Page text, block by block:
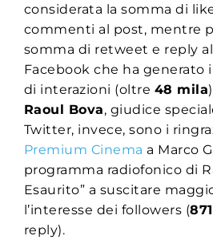
considerata la somma di
commenti al post, mentre
somma di retweet e reply
Facebook che ha generato
di interazioni (oltre 48 mila
Raoul Bova, giudice
Twitter, invece, sono i
Premium Cinema a Marco
programma radiofonico di
Esaurito” a suscitare
l’interesse dei followers (871
reply).